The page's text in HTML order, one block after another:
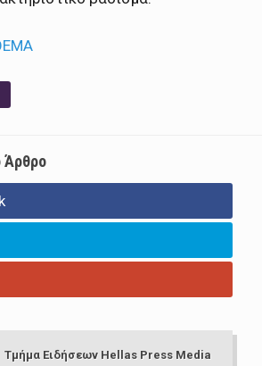
Άρθρο
Τμήμα Ειδήσεων Hellas Press Media